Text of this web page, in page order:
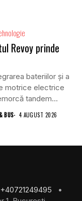
Revoy prinde
bateriilor și a
motrice electrice
tandem...
BUS 4 AUGUST 2026
+40721249495
•